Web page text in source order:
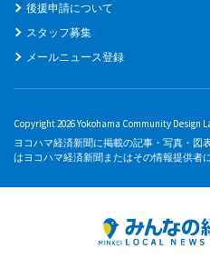
後援申請について
スタッフ募集
メールニュース登録
Copyright 2026 Yokohama Community Design
ヨコハマ経済新聞に掲載の記事・写真・図
はヨコハマ経済新聞またはその情報提供者